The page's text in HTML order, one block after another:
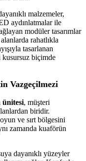
malzemeler,
aydınlatmalar ile
modüler tasarımlar
rahatlıkla
tasarlanan
biçimde
Vazgeçilmezi
ünitesi, müşteri
biridir.
ve sırt bölgesini
zamanda kuaförün
dayanıklı yüzeyler